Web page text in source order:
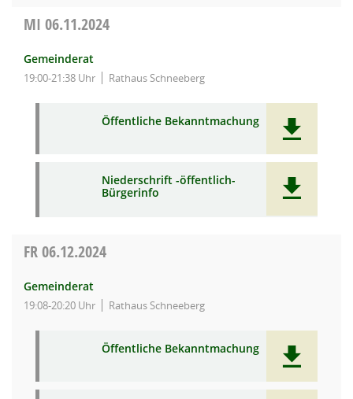
MI 06.11.2024
Gemeinderat
19:00-21:38 Uhr Rathaus Schneeberg
Öffentliche Bekanntmachung
Niederschrift -öffentlich-
Bürgerinfo
FR06.12.2024
Gemeinderat
19:08-20:20 Uhr Rathaus Schneeberg
Öffentliche Bekanntmachung